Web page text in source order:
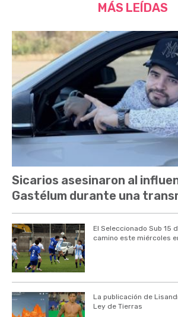
MÁS LEÍDAS
Sicarios asesinaron al
Gastélum durante una
El Seleccionado Sub 15
camino este miércoles
La publicación de
Ley de Tierras